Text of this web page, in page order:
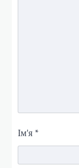
Ім'я *